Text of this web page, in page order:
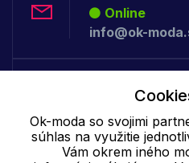
Online
info@ok-
Offline
+421 277 278
Ok-moda so svojimi
súhlas na využitie
Vám okrem iného